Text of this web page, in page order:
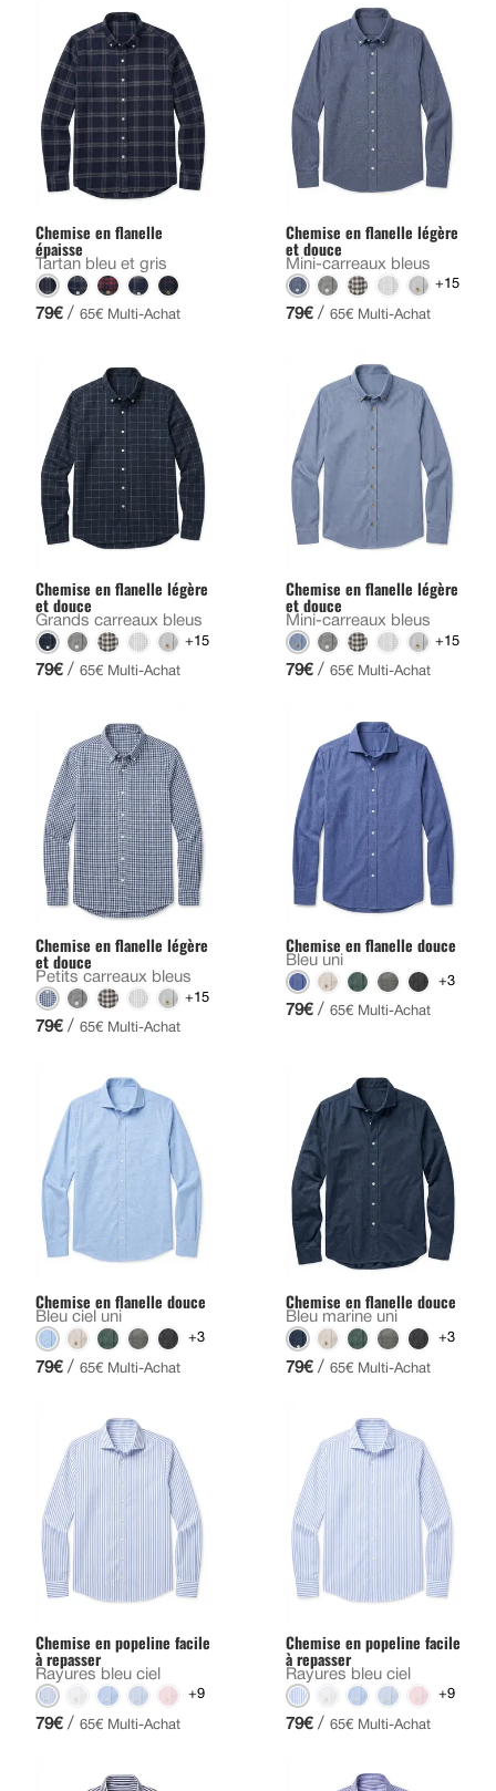
Chemise en flanelle
épaisse
Tartan bleu et gris
79€ / 65€ Multi-Achat
Chemise en flanelle légère
et douce
Mini-carreaux bleus
+15
79€ / 65€ Multi-Achat
Chemise en flanelle légère
et douce
Grands carreaux bleus
+15
79€ / 65€ Multi-Achat
Chemise en flanelle légère
et douce
Mini-carreaux bleus
+15
79€ / 65€ Multi-Achat
Chemise en flanelle légère
et douce
Petits carreaux bleus
+15
79€ / 65€ Multi-Achat
Chemise en flanelle douce
Bleu uni
+3
79€ / 65€ Multi-Achat
Chemise en flanelle douce
Bleu ciel uni
+3
79€ / 65€ Multi-Achat
Chemise en flanelle douce
Bleu marine uni
+3
79€ / 65€ Multi-Achat
Chemise en popeline facile
à repasser
Rayures bleu ciel
+9
79€ / 65€ Multi-Achat
Chemise en popeline facile
à repasser
Rayures bleu ciel
+9
79€ / 65€ Multi-Achat